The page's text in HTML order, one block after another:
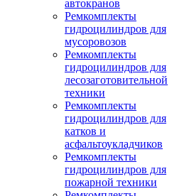
автокранов
Ремкомплекты
гидроцилиндров для
мусоровозов
Ремкомплекты
гидроцилиндров для
лесозаготовительной
техники
Ремкомплекты
гидроцилиндров для
катков и
асфальтоукладчиков
Ремкомплекты
гидроцилиндров для
пожарной техники